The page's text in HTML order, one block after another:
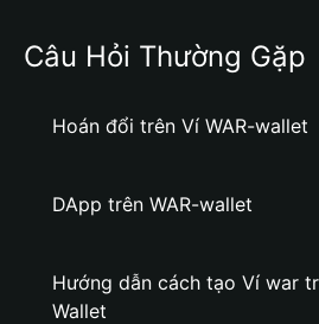
Câu Hỏi Thường Gặp
Hoán đổi trên Ví WAR-wallet
DApp trên WAR-wallet
Hướng dẫn cách tạo Ví war
Wallet